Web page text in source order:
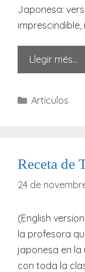
Japonesa:
Llegir més…
Categories
Artículos
Receta de
24 de
(English
la profesora
japonesa en
con toda la